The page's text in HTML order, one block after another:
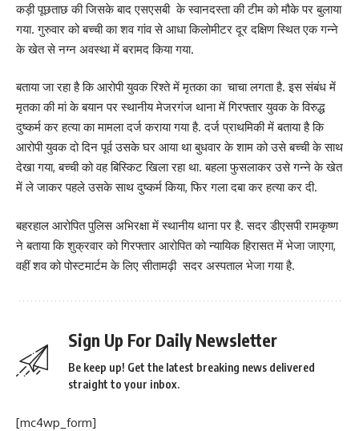
कड़ी पूछताछ की जिसके बाद एसएसबी के स्वानदस्ता की टीम को मौके पर बुलाया
गया. गुरुवार को बच्ची का शव गांव से आधा किलोमीटर दूर दक्षिण स्थित एक गन्ने
के खेत से नग्न अवस्था में बरामद किया गया.
बताया जा रहा है कि आरोपी युवक रिश्ते में मृतका का चाचा लगता है. इस संबंध में
मृतका की मां के बयान पर स्थानीय मेजरगंज थाना में गिरफ्तार युवक के विरुद्ध
दुष्कर्म कर हत्या का मामला दर्ज कराया गया है. दर्ज प्राथमिकी में बताया है कि
आरोपी युवक दो दिन पूर्व उसके घर आया था बुधवार के शाम को उसे बच्ची के साथ
देखा गया, बच्ची को वह बिस्किट खिला रहा था. बहला फुसलाकर उसे गन्ने के खेत
में ले जाकर पहले उसके साथ दुष्कर्म किया, फिर गला दबा कर हत्या कर दी.
बहरहाल आरोपित पुलिस अभिरक्षा में स्थानीय थाना पर है. सदर डीएसपी रामकृष्ण
ने बताया कि शुक्रवार को गिरफ्तार आरोपित को न्यायिक हिरासत में भेजा जाएगा,
वहीं शव को पोस्टमार्टम के लिए सीतामढ़ी सदर अस्पताल भेजा गया है.
Sign Up For Daily Newsletter
Be keep up! Get the latest breaking news delivered
straight to your inbox.
[mc4wp_form]